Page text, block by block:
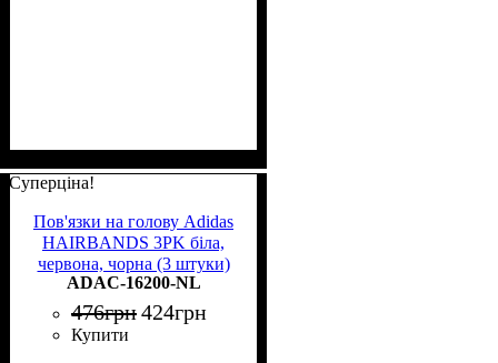
Суперціна!
Пов'язки на голову Adidas
HAIRBANDS 3PK біла,
червона, чорна (3 штуки)
ADAC-16200-NL
ADAC-16200-NL
476грн424грн
Купити